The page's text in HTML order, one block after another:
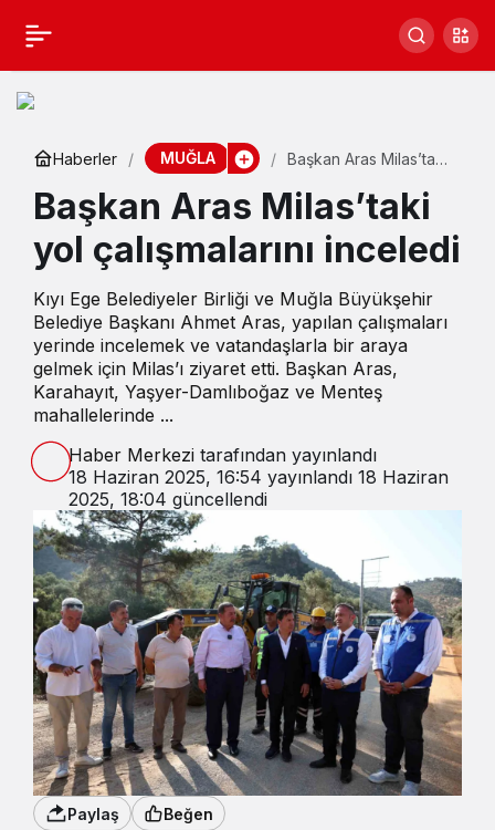
Haberler MUĞLA
Başkan Aras Milas’taki
inceledi
Başkan Aras Milas’taki
yol çalışmalarını inceledi
Kıyı Ege Belediyeler Birliği ve Muğla Büyükşehir
Belediye Başkanı Ahmet Aras, yapılan çalışmaları
yerinde incelemek ve vatandaşlarla bir araya
gelmek için Milas’ı ziyaret etti. Başkan Aras,
Karahayıt, Yaşyer-Damlıboğaz ve Menteş
mahallelerinde ...
Haber Merkezi tarafından yayınlandı
18 Haziran 2025, 16:54 yayınlandı 18 Haziran
2025, 18:04 güncellendi
Paylaş Beğen